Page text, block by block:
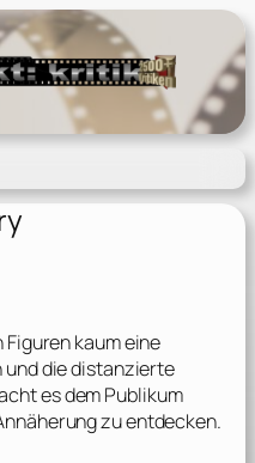
kaum eine
die distanzierte
es dem Publikum
zu entdecken.